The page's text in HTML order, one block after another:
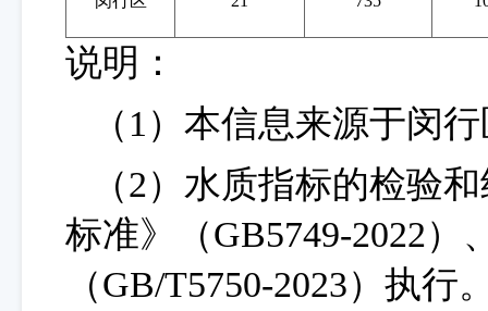
说明：
（ 1）本信息来源于闵
（2）水质指标的检验
标准》（GB5749-2022）
（GB/T5750-2023）执行